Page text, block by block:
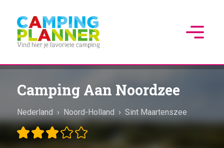
Camping Aan Noordzee
Nederland › Noord-Holland › Sint Maartenszee